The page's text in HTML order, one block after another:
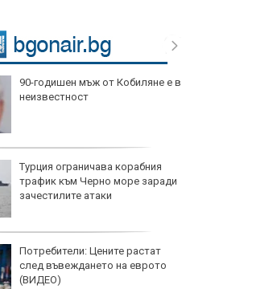
90-годишен мъж от Кобиляне е в
неизвестност
Турция ограничава корабния
трафик към Черно море заради
зачестилите атаки
Потребители: Цените растат
след въвеждането на еврото
(ВИДЕО)